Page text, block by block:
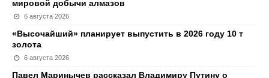
мировой добычи алмазов
6 августа 2026
«Высочайший» планирует выпустить в 2026 году 10 т
золота
6 августа 2026
Павел Маринычев рассказал Владимиру Путину о